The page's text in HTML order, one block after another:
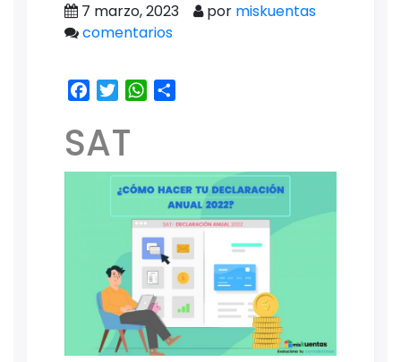
7 marzo, 2023 por miskuentas
comentarios
Facebook
TwitterWhatsApp
SAT